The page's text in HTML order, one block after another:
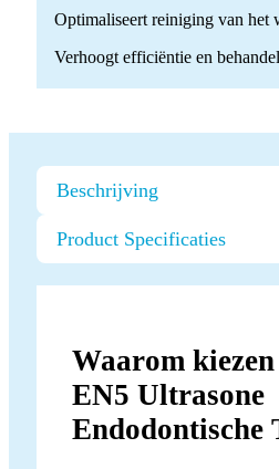
Optimaliseert reiniging van het
Verhoogt efficiëntie en
Beschrijving
Product Specificaties
Waarom
EN5 Ultrasone
Endodontische